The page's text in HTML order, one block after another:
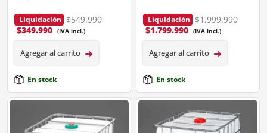
Liquidación $549.990
$349.990 (IVA incl.)
Agregar al carrito
En stock
Liquidación $1.999.990
$1.799.990 (IVA incl.)
Agregar al carrito
En stock